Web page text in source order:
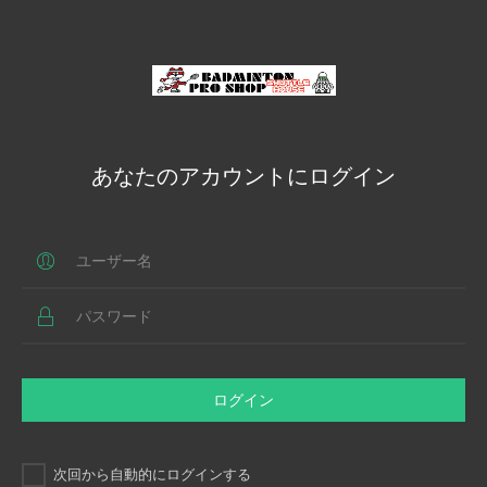
あなたのアカウントにログイン
ログイン
次回から自動的にログインする